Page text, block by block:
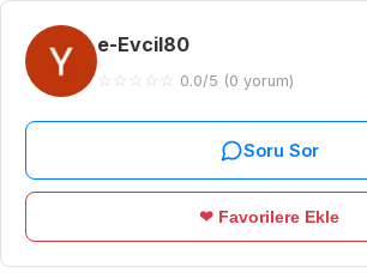
e-Evcil80
☆ ☆ ☆ ☆ ☆ 0.0/5 (0 yorum)
Soru Sor
❤ Favorilere Ekle